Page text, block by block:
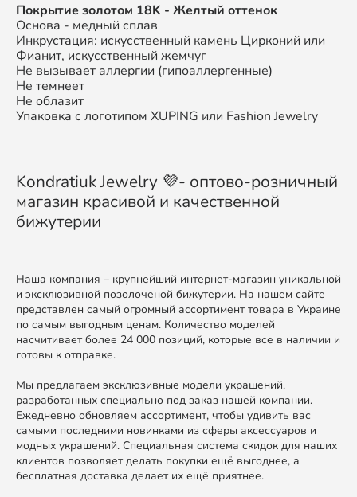
Покрытие золотом 18K - Желтый оттенок
Основа - медный сплав
Инкрустация: искусственный камень Цирконий или
Фианит, искусственный жемчуг
Не вызывает аллергии (гипоаллергенные)
Не темнеет
Не облазит
Упаковка с логотипом XUPING или Fashion Jewelry
Kondratiuk Jewelry 💜- оптово-розничный
магазин красивой и качественной
бижутерии
Наша компания – крупнейший интернет-магазин уникальной
и эксклюзивной позолоченой бижутерии. На нашем сайте
представлен самый огромный ассортимент товара в Украине
по самым выгодным ценам. Количество моделей
насчитивает более 24 000 позиций, которые все в наличии и
готовы к отправке.
Мы предлагаем эксклюзивные модели украшений,
разработанных специально под заказ нашей компании.
Ежедневно обновляем ассортимент, чтобы удивить вас
самыми последними новинками из сферы аксессуаров и
модных украшений. Специальная система скидок для наших
клиентов позволяет делать покупки ещё выгоднее, а
бесплатная доставка делает их ещё приятнее.